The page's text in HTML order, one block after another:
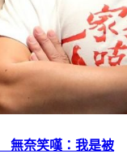
無奈笑嘆：我是被